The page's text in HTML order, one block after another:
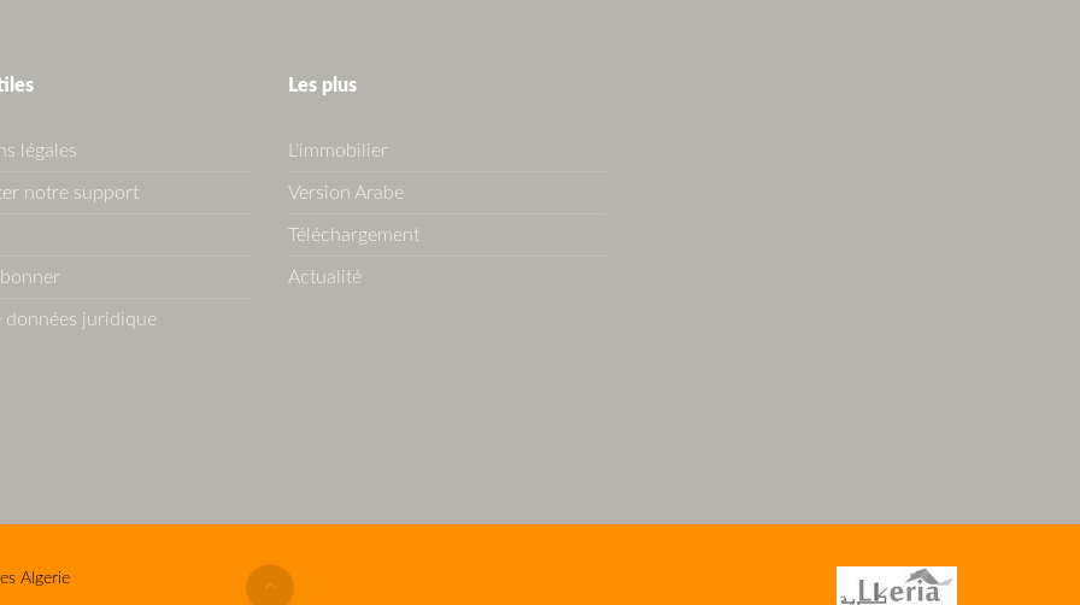
légales
notre support
données juridique
Les plus
L'immobilier
Version Arabe
Téléchargement
Actualité
Algerie